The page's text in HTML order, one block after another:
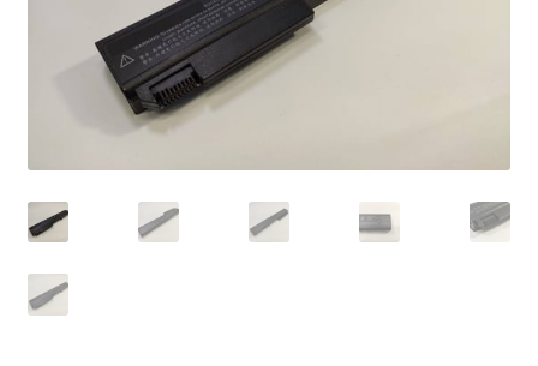
Odstúpenie
Pokladňa
Page